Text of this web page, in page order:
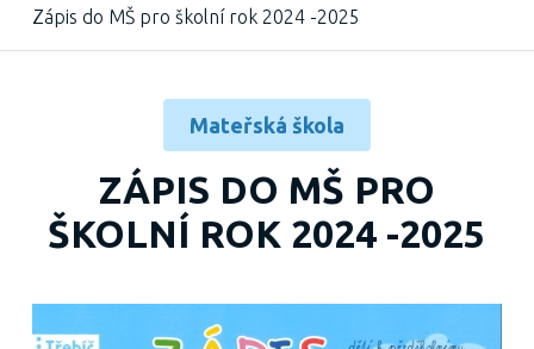
Zápis do MŠ pro školní rok 2024 -2025
Mateřská škola
ZÁPIS DO MŠ PRO
ŠKOLNÍ ROK 2024 -2025